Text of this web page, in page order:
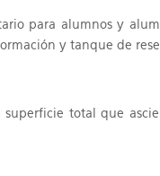
para alumnos y
y tanque de
total que